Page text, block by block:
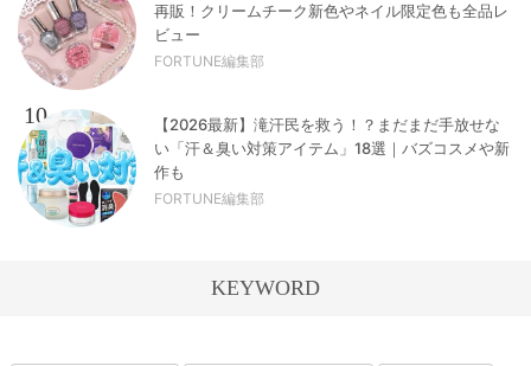
再販！クリームチーク新色やネイル限定色も全品レ
ビュー
FORTUNE編集部
10
【2026最新】滝汗民を救う！？まだまだ手放せな
い「汗＆臭い対策アイテム」18選｜バズコスメや新
作も
FORTUNE編集部
KEYWORD